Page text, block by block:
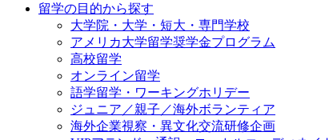
留学の目的から探す
大学院・大学・短大・専門学校
アメリカ大学留学奨学金プログラム
高校留学
オンライン留学
語学留学・ワーキングホリデー
ジュニア／親子／海外ボランティア
海外企業視察・異文化交流研修企画